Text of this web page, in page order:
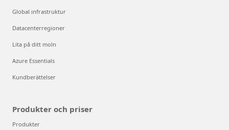
Global infrastruktur
Datacenterregioner
Lita på ditt moln
Azure Essentials
Kundberättelser
Produkter och priser
Produkter